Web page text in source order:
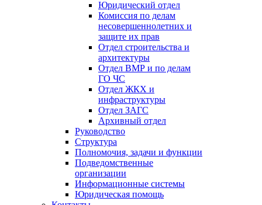
Юридический отдел
Комиссия по делам
несовершеннолетних и
защите их прав
Отдел строительства и
архитектуры
Отдел ВМР и по делам
ГО ЧС
Отдел ЖКХ и
инфраструктуры
Отдел ЗАГС
Архивный отдел
Руководство
Структура
Полномочия, задачи и функции
Подведомственные
организации
Информационные системы
Юридическая помощь